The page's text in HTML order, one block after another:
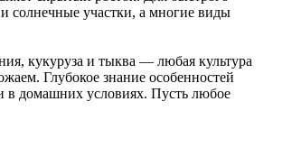
солнечные участки, а многие виды
кукуруза и тыква — любая культура
Глубокое знание особенностей
в домашних условиях. Пусть любое